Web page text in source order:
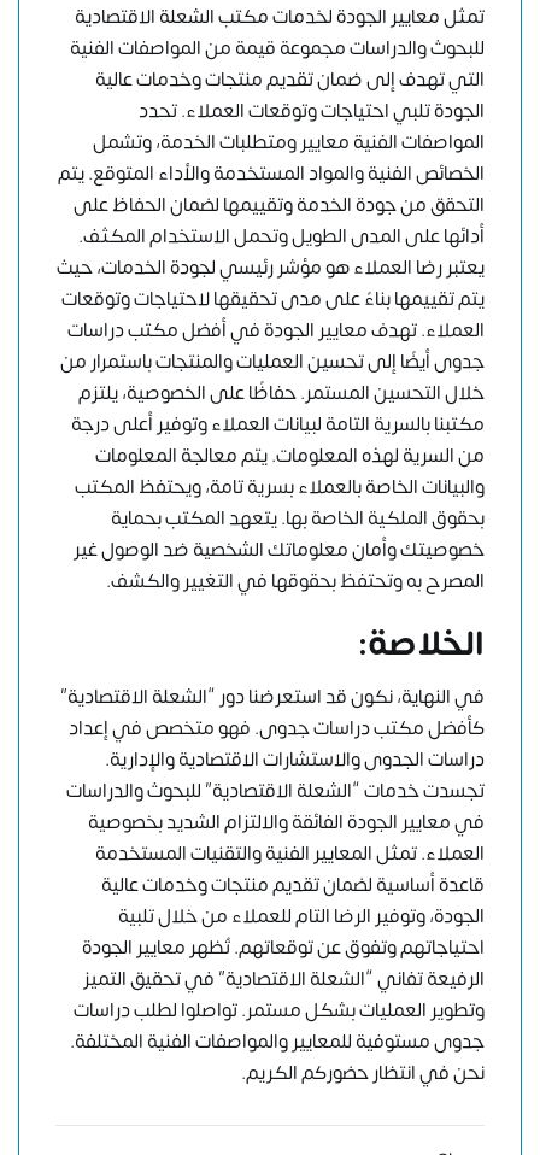
تمثل معايير الجودة لخدمات مكتب الشعلة الاقتصادية
للبحوث والدراسات مجموعة قيمة من المواصفات الفنية
التي تهدف إلى ضمان تقديم منتجات وخدمات عالية
الجودة تلبي احتياجات وتوقعات العملاء. تحدد
المواصفات الفنية معايير ومتطلبات الخدمة، وتشمل
الخصائص الفنية والمواد المستخدمة والأداء المتوقع. يتم
التحقق من جودة الخدمة وتقييمها لضمان الحفاظ على
أدائها على المدى الطويل وتحمل الاستخدام المكثف.
يعتبر رضا العملاء هو مؤشر رئيسي لجودة الخدمات، حيث
يتم تقييمها بناءً على مدى تحقيقها لاحتياجات وتوقعات
العملاء. تهدف معايير الجودة في أفضل مكتب دراسات
جدوى أيضًا إلى تحسين العمليات والمنتجات باستمرار من
خلال التحسين المستمر. حفاظًا على الخصوصية، يلتزم
مكتبنا بالسرية التامة لبيانات العملاء وتوفير أعلى درجة
من السرية لهذه المعلومات. يتم معالجة المعلومات
والبيانات الخاصة بالعملاء بسرية تامة، ويحتفظ المكتب
بحقوق الملكية الخاصة بها. يتعهد المكتب بحماية
خصوصيتك وأمان معلوماتك الشخصية ضد الوصول غير
المصرح به وتحتفظ بحقوقها في التغيير والكشف.
الخلاصة:
في النهاية، نكون قد استعرضنا دور “الشعلة الاقتصادية”
كأفضل مكتب دراسات جدوى. فهو متخصص في إعداد
دراسات الجدوى والاستشارات الاقتصادية والإدارية.
تجسدت خدمات “الشعلة الاقتصادية” للبحوث والدراسات
في معايير الجودة الفائقة والالتزام الشديد بخصوصية
العملاء. تمثل المعايير الفنية والتقنيات المستخدمة
قاعدة أساسية لضمان تقديم منتجات وخدمات عالية
الجودة، وتوفير الرضا التام للعملاء من خلال تلبية
احتياجاتهم وتفوق عن توقعاتهم. تُظهر معايير الجودة
الرفيعة تفاني “الشعلة الاقتصادية” في تحقيق التميز
وتطوير العمليات بشكل مستمر. تواصلوا لطلب دراسات
جدوى مستوفية للمعايير والمواصفات الفنية المختلفة.
نحن في انتظار حضوركم الكريم.